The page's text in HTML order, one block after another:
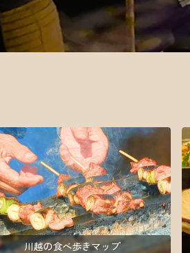
川越の食べ歩きマップ